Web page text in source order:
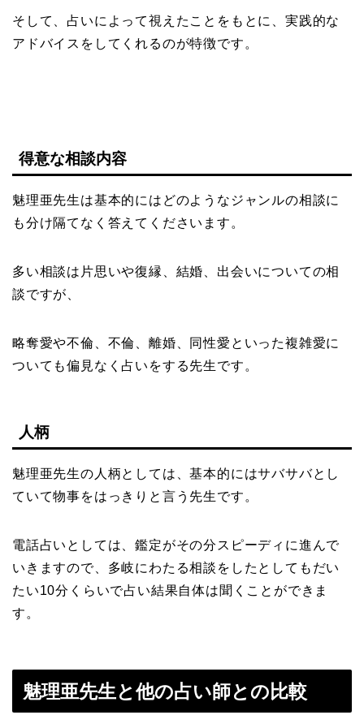
そして、占いによって視えたことをもとに、実践的な
アドバイスをしてくれるのが特徴です。
得意な相談内容
魅理亜先生は基本的にはどのようなジャンルの相談に
も分け隔てなく答えてくださいます。
多い相談は片思いや復縁、結婚、出会いについての相
談ですが、
略奪愛や不倫、不倫、離婚、同性愛といった複雑愛に
ついても偏見なく占いをする先生です。
人柄
魅理亜先生の人柄としては、基本的にはサバサバとし
ていて物事をはっきりと言う先生です。
電話占いとしては、鑑定がその分スピーディに進んで
いきますので、多岐にわたる相談をしたとしてもだい
たい10分くらいで占い結果自体は聞くことができま
す。
魅理亜先生と他の占い師との比較